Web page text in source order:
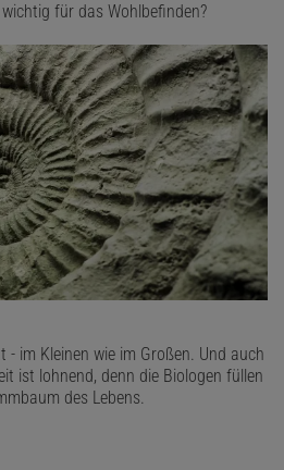
für das Wohlbefinden?
im Kleinen wie im Großen. Und auch
ist lohnend, denn die Biologen füllen
des Lebens.